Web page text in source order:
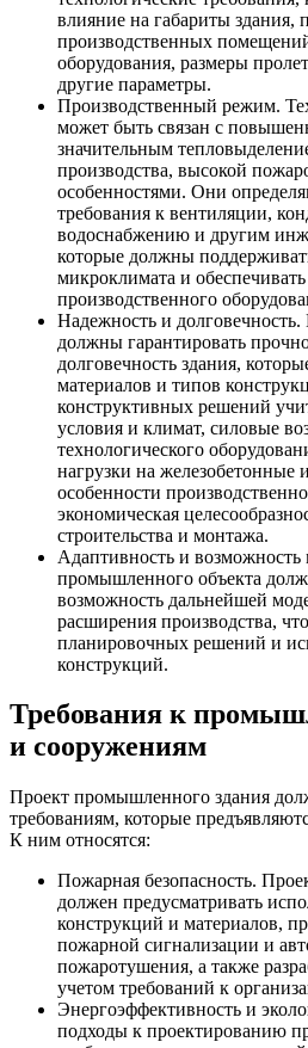
влияние на габариты здания,
производственных
оборудования, размеры
другие параметры.
Производственный режим.
может быть связан с
значительным
производства, высокой
особенностями. Они
требования к вентиляции,
водоснабжению и другим
которые должны
микроклимата и
производственного
Надежность и
должны гарантировать
долговечность здания,
материалов и типов
конструктивных решений
условия и климат, силовые
технологического
нагрузки на железобетонные
особенности
экономическая
строительства и монтажа.
Адаптивность и
промышленного объекта
возможность дальнейшей
расширения производства,
планировочных решений и
конструкций.
Требования к
и сооружениям
Проект промышленного здания
требованиям, которые
К ним относятся:
Пожарная безопасность.
должен предусматривать
конструкций и материалов,
пожарной сигнализации и
пожаротушения, а также
учетом требований к
Энергоэффективность и
подходы к проектированию